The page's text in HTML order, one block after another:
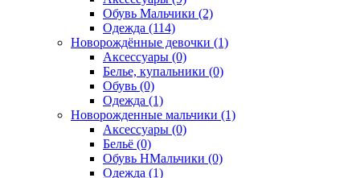
Обувь Мальчики (2)
Одежда (114)
Новорождённые девочки (1)
Аксессуары (0)
Белье, купальники (0)
Обувь (0)
Одежда (1)
Новорожденные мальчики (1)
Аксессуары (0)
Бельё (0)
Обувь НМальчики (0)
Одежда (1)